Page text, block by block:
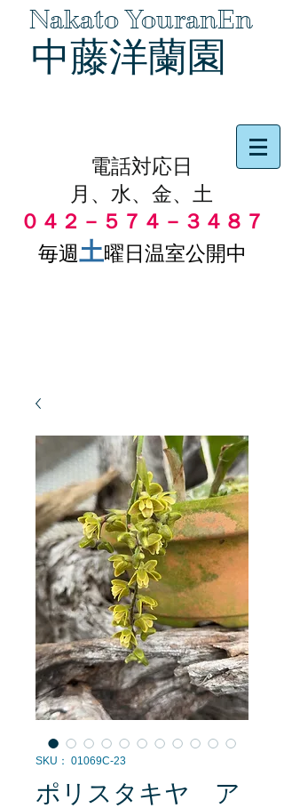
Nakato YouranEn
中藤洋蘭園
電話対応日
月、水、金、土
０４２－５７４－３４８７
毎週土曜日温室公開中
SKU： 01069C-23
ポリスタキヤ ア